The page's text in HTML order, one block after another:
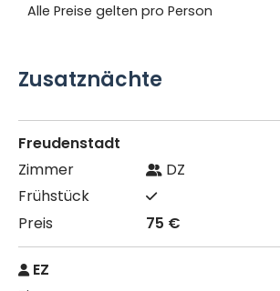
Alle Preise gelten pro Person
Zusatznächte
Freudenstadt
DZ
75 €
EZ